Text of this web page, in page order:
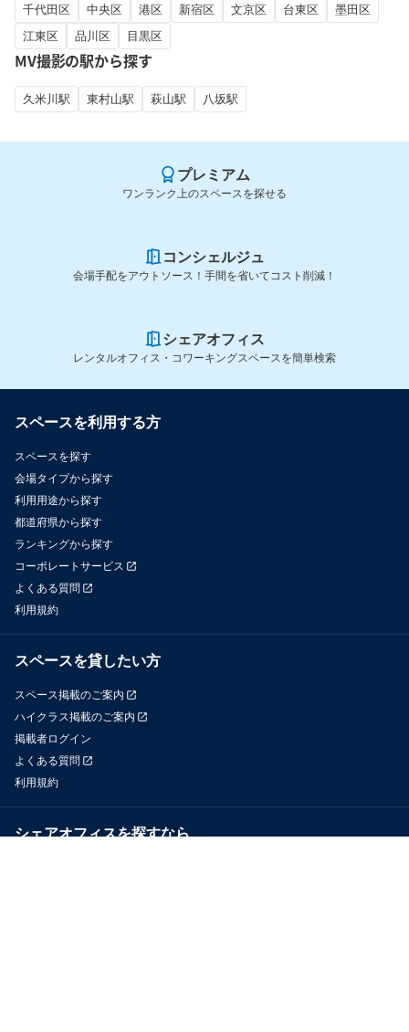
千代田区 中央区 港区 新宿区 文京区 台東区
墨田区
江東区
品川区 目黒区
MV撮影の駅から探す
久米川駅 東村山駅 萩山駅 八坂駅
プレミアム
ワンランク上のスペースを探せる
コンシェルジュ
会場手配をアウトソース！手間を省いてコスト削減！
シェアオフィス
レンタルオフィス・コワーキングスペースを簡単検索
スペースを利用する方
スペースを探す
会場タイプから探す
利用用途から探す
都道府県から探す
ランキングから探す
コーポレートサービス
よくある質問
利用規約
スペースを貸したい方
スペース掲載のご案内
ハイクラス掲載のご案内
掲載者ログイン
よくある質問
利用規約
シェアオフィスを探すなら